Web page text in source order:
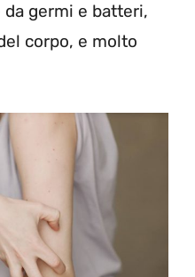
germi e batteri,
corpo, e molto